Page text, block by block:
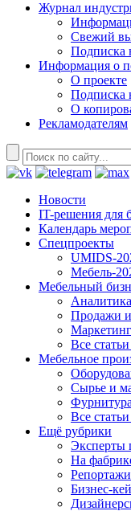
Журнал
Свежий
Подписка
Информация о
О проекте
Подписка
О
Рекламодателям
Новости
IT-решения для
Календарь
Спецпроекты
UMIDS-
Мебель-
Мебельный
Продажи
Все
Мебельное
Сырье и
Все
Ещё рубрики
Эксперты
На
Бизнес-